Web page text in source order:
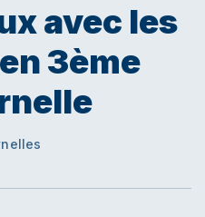
avec les
3ème